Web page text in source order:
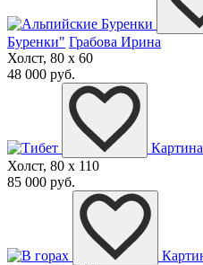
Буренки" Грабова Ирина
Холст, 80 x 60
48 000 руб.
Холст, 80 x 110
85 000 руб.